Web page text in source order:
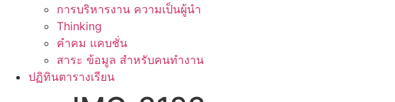
การบริหารงาน ความเป็นผู้นำ
Thinking
คำคม แคบชั่น
สาระ ข้อมูล สำหรับคนทำงาน
ปฏิทินตารางเรียน